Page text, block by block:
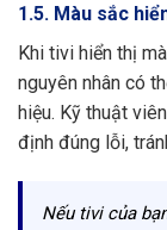
1.5. Màu sắc
Khi tivi hiển thị
nguyên nhân có
hiệu. Kỹ thuật
định đúng lỗi,
Nếu tivi của